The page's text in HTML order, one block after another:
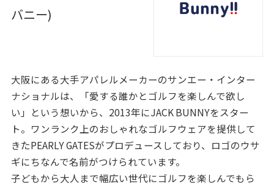
バニー)
大阪にある大手アパレルメーカーのサンエー・インター
ナショナルは、「愛する誰かとゴルフを楽しんで欲し
い」という想いから、2013年にJACK BUNNYをスター
ト。ワンランク上のおしゃれなゴルフウェアを提供して
きたPEARLY GATESがプロデュースしており、ロゴのウサ
ギにちなんで名前がつけられています。
子どもから大人まで幅広い世代にゴルフを楽しんでもら